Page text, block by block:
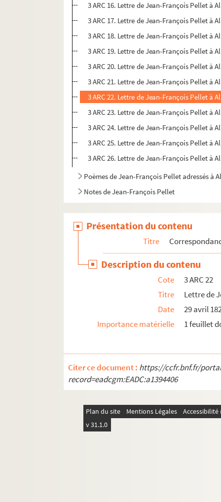
3 ARC 16. Lettre de Jean-François Pellet à
3 ARC 17. Lettre de Jean-François Pellet à
3 ARC 18. Lettre de Jean-François Pellet à
3 ARC 19. Lettre de Jean-François Pellet à
3 ARC 20. Lettre de Jean-François Pellet à
3 ARC 21. Lettre de Jean-François Pellet à
3 ARC 22. Lettre de Jean-François Pellet à
3 ARC 23. Lettre de Jean-François Pellet à
3 ARC 24. Lettre de Jean-François Pellet à
3 ARC 25. Lettre de Jean-François Pellet à
3 ARC 26. Lettre de Jean-François Pellet à
Poèmes de Jean-François Pellet adressés à
Notes de Jean-François Pellet
Présentation du contenu
Titre
Description du contenu
Cote
3 ARC 22
Titre
Lettre de
Date
29 avril
Importance matérielle
1 feuillet
Citer ce document : https://ccfr.bnf.fr/
record=eadcgm:EADC:a1394406
Plan du site Mentions Légales
v 31.1.0